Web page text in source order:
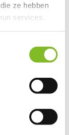
ze hebben
services.